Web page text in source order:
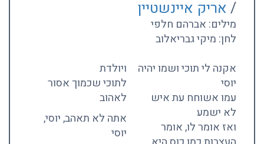
/אריק איינשטיין
מילים: אברהם חלפי
לחן: מיקי גבריאלוב
אקנה לי תוכי ושמו יהיה
יוסי
עמו אשוחח עת איש
לא ישמע
ואז אומר לו, אומר
ויולדת
לתוכי שכמוך אסור
לאהוב
אתה לא תאהב, יוסי,
יוסי